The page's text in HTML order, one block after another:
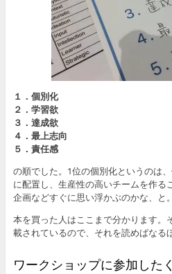
１．個別化
２．学習欲
３．達成欲
４．最上志向
５．責任感
の順でした。1位の個別化というのは
に配置し、生産性の高いチームを作る
企画などすぐに思い浮かぶのかな、と。
本を買った人はここまで分かります。
載されているので、それを読めばなる
ワークショップに参加した